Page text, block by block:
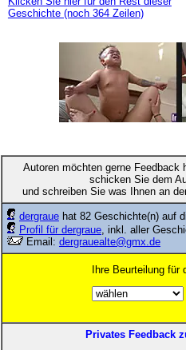
Geschichte (noch 364 Zeilen)
Autoren möchten gerne Feedback
schicken Sie dem
und schreiben Sie was Ihnen an
dergraue hat 82 Geschichte(n) auf
Profil für dergraue, inkl. aller
Email: dergrauealte@gmx.de
Ihre Beurteilung
Privates Feedback